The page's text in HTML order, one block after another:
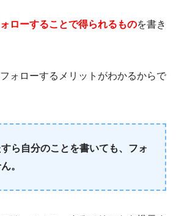
ローすることで得られるものを書き
ォローするメリットがわかるからで
ら自分のことを書いても、フォ
。